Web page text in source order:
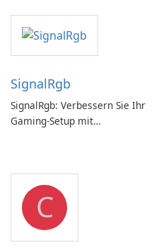
SignalRgb
SignalRgb: Verbessern Sie Ihr
Gaming-Setup mit
C